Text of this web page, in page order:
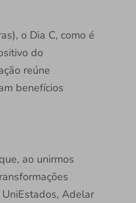
o Dia C, como é
do
reúne
benefícios
ao unirmos
Adelar